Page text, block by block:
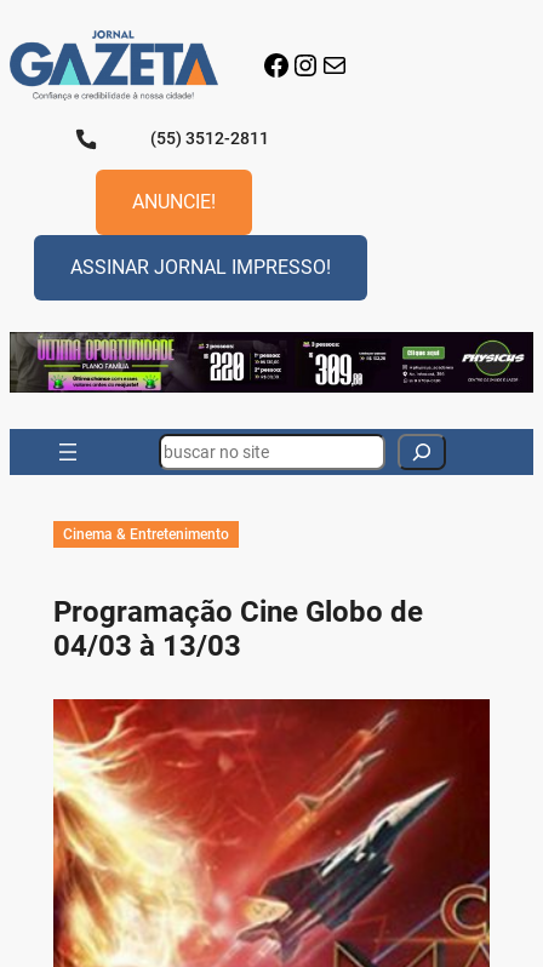
para
o
conteúdo
Facebook
Instagram
E-mail
(55) 3512-2811
ANUNCIE!
ASSINAR JORNAL IMPRESSO!
Search
Cinema & Entretenimento
Programação Cine Globo de
04/03 à 13/03